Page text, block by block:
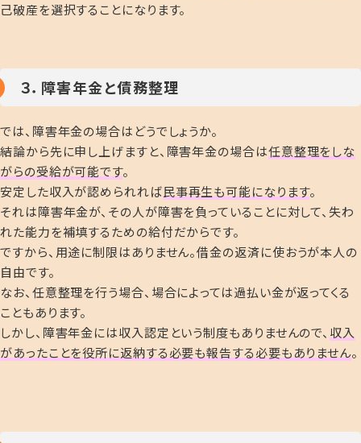
己破産を選択することになります。
３．障害年金と債務整理
では、障害年金の場合はどうでしょうか。
結論から先に申し上げますと、障害年金の場合は任意整理をしな
がらの受給が可能です。
安定した収入が認められれば民事再生も可能になります。
それは障害年金が、その人が障害を負っていることに対して、失わ
れた能力を補填するための給付だからです。
ですから、用途に制限はありません。借金の返済に使おうが本人の
自由です。
なお、任意整理を行う場合、場合によっては過払い金が返ってくる
こともあります。
しかし、障害年金には収入認定という制度もありませんので、 収入
があったことを役所に返納する必要も報告する必要もありません。